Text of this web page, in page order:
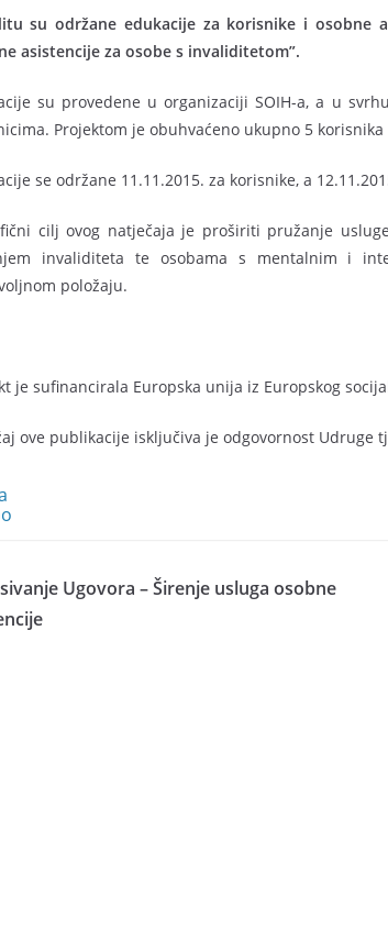
su održane edukacije za korisnike i osobne
asistencije za osobe s invaliditetom”.
su provedene u organizaciji SOIH-a, a u
Projektom je obuhvaćeno ukupno 5
se održane 11.11.2015. za korisnike, a
cilj ovog natječaja je proširiti pružanje
invaliditeta te osobama s mentalnim i
položaju.
je sufinancirala Europska unija iz Europskog
ove publikacije isključiva je odgovornost Udruge
Ugovora – Širenje usluga osobne